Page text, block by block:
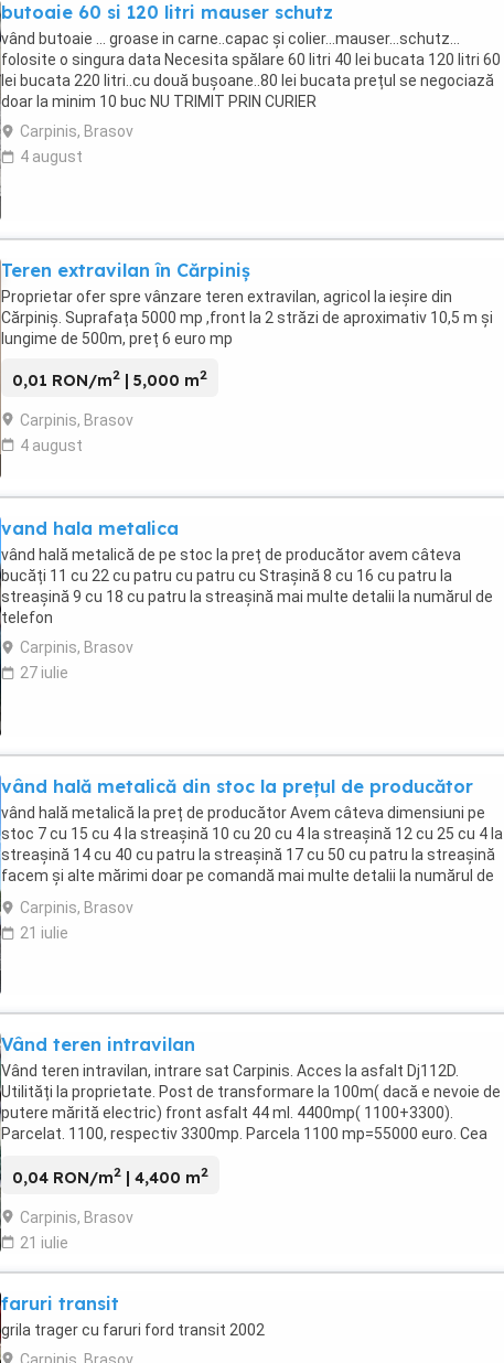
butoaie 60 si 120 litri mauser schutz
vând butoaie ... groase in carne..capac și colier...mauser...schutz...
folosite o singura data Necesita spălare 60 litri 40 lei bucata 120 litri 60
lei bucata 220 litri..cu două bușoane..80 lei bucata prețul se negociază
doar la minim 10 buc NU TRIMIT PRIN CURIER
Carpinis, Brasov
4 august
Teren extravilan în Cărpiniș
Proprietar ofer spre vânzare teren extravilan, agricol la ieșire din
Cărpiniș. Suprafața 5000 mp ,front la 2 străzi de aproximativ 10,5 m și
lungime de 500m, preț 6 euro mp
0,01 RON/m2 | 5,000 m2
Carpinis, Brasov
4 august
vand hala metalica
vând hală metalică de pe stoc la preț de producător avem câteva
bucăți 11 cu 22 cu patru cu patru cu Strașină 8 cu 16 cu patru la
streașină 9 cu 18 cu patru la streașină mai multe detalii la numărul de
telefon
Carpinis, Brasov
27 iulie
vând hală metalică din stoc la prețul de producător
vând hală metalică la preț de producător Avem câteva dimensiuni pe
stoc 7 cu 15 cu 4 la streașină 10 cu 20 cu 4 la streașină 12 cu 25 cu 4 la
streașină 14 cu 40 cu patru la streașină 17 cu 50 cu patru la streașină
facem și alte mărimi doar pe comandă mai multe detalii la numărul de
telefon
Carpinis, Brasov
21 iulie
Vând teren intravilan
Vând teren intravilan, intrare sat Carpinis. Acces la asfalt Dj112D.
Utilități la proprietate. Post de transformare la 100m( dacă e nevoie de
putere mărită electric) front asfalt 44 ml. 4400mp( 1100+3300).
Parcelat. 1100, respectiv 3300mp. Parcela 1100 mp=55000 euro. Cea
0,04 RON/m2 | 4,400 m2
Carpinis, Brasov
21 iulie
faruri transit
grila trager cu faruri ford transit 2002